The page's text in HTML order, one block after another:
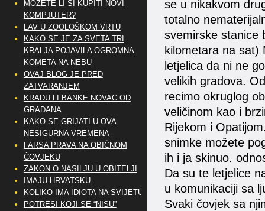
se u nikakvom
totalno
svemirske stanice
kilometara na sat)
letjelica da ni ne
velikih gradova.
recimo okruglog
veličinom kao i
Rijekom i
snimke možete
ih i ja skinuo.
Da su te letjelice
u komunikaciji sa
Svaki čovjek sa
MOŽETE LI SI KUPITI NOVI
KOMPJUTER?
LAV U ZOOLOŠKOM VRTU
KAKO SE JE ZA SVETA TRI
KRALJA POJAVILA OGROMNA
KOMETA NA NEBU
OVAJ BLOG JE PRED
ZATVARANJEM
KRADU LI BANKE NOVAC OD
GRAĐANA
KAKO SE GRIJATI U OVA
NESIGURNA VREMENA
FARSA PRAVA NA OBIČNOM
ČOVJEKU
ZAKON O NASILJU U OBITELJI
IMAJU HRVATSKU
KOLIKO IMA IDIOTA NA SVIJETU?
POTRESI KOJI SE “NISU”